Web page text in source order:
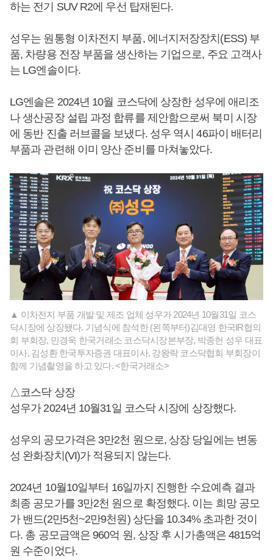
하는 전기 SUV R2에 우선 탑재된다.
성우는 원통형 이차전지 부품, 에너지저장장치(ESS) 부
품, 차량용 전장 부품을 생산하는 기업으로, 주요 고객사
는 LG엔솔이다.
LG엔솔은 2024년 10월 코스닥에 상장한 성우에 애리조
나 생산공장 설립 과정 합류를 제안함으로써 북미 시장
에 동반 진출 러브콜을 보냈다. 성우 역시 46파이 배터리
부품과 관련해 이미 양산 준비를 마쳐놓았다.
▲ 이차전지 부품 개발 및 제조 업체 성우가 2024년 10월31일 코스
닥시장에 상장됐다. 기념식에 참석한 (왼쪽부터)김대영 한국IR협의
회 부회장, 민경욱 한국거래소 코스닥시장본부장, 박종헌 성우 대표
이사, 김성환 한국투자증권 대표이사, 강왕락 코스닥협회 부회장이
함께 기념촬영을 하고 있다. <한국거래소>
△코스닥 상장
성우가 2024년 10월31일 코스닥 시장에 상장했다.
성우의 공모가격은 3만2천 원으로, 상장 당일에는 변동
성 완화장치(VI)가 적용되지 않는다.
2024년 10월10일부터 16일까지 진행한 수요예측 결과
최종 공모가를 3만2천 원으로 확정했다. 이는 희망 공모
가 밴드(2만5천~2만9천원) 상단을 10.34% 초과한 것이
다. 총 공모금액은 960억 원, 상장 후 시가총액은 4815억
원 수준이었다.